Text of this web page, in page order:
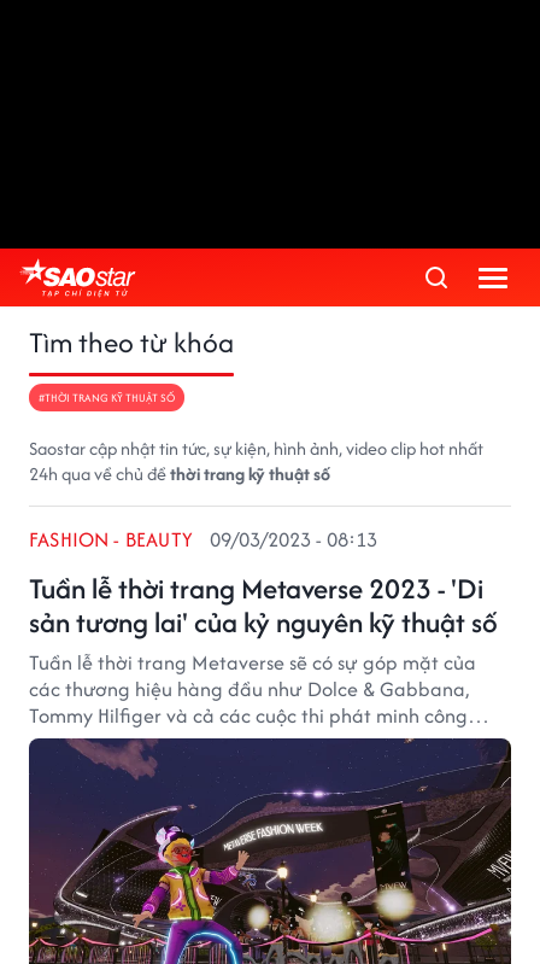
Tìm theo từ khóa
#THỜI TRANG KỸ THUẬT SỐ
Saostar cập nhật tin tức, sự kiện, hình ảnh, video clip hot nhất
24h qua về chủ đềthời trang kỹ thuật số
Tuần lễ thời trang Metaverse 2023 - 'Di
sản tương lai' của kỷ nguyên kỹ thuật số
FASHION - BEAUTY 09/03/2023 - 08:13
Tuần lễ thời trang Metaverse sẽ có sự góp mặt của
các thương hiệu hàng đầu như Dolce & Gabbana,
Tommy Hilfiger và cả các cuộc thi phát minh công
nghệ.